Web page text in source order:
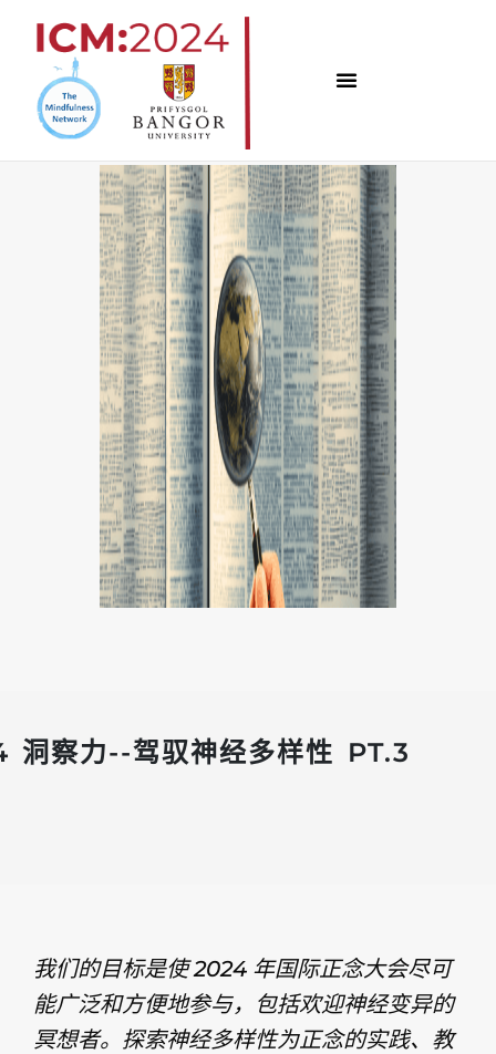
察力--驾驭神经多样性 PT.3
我们的目标是使 2024 年国际正念大会尽可
能广泛和方便地参与，包括欢迎神经变异的
冥想者。探索神经多样性为正念的实践、教